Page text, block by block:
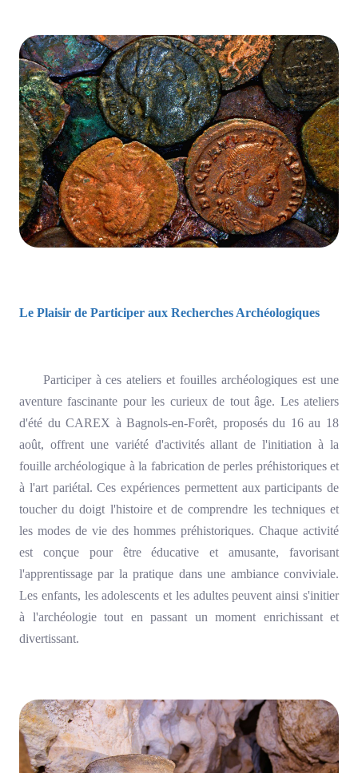
Le Plaisir de Participer aux Recherches Archéologiques
Participer à ces ateliers et fouilles archéologiques est une
aventure fascinante pour les curieux de tout âge. Les ateliers
d'été du CAREX à Bagnols-en-Forêt, proposés du 16 au 18
août, offrent une variété d'activités allant de l'initiation à la
fouille archéologique à la fabrication de perles préhistoriques et
à l'art pariétal. Ces expériences permettent aux participants de
toucher du doigt l'histoire et de comprendre les techniques et
les modes de vie des hommes préhistoriques. Chaque activité
est conçue pour être éducative et amusante, favorisant
l'apprentissage par la pratique dans une ambiance conviviale.
Les enfants, les adolescents et les adultes peuvent ainsi s'initier
à l'archéologie tout en passant un moment enrichissant et
divertissant.